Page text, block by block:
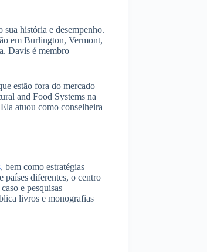
sua história e desempenho.
em Burlington, Vermont,
Davis é membro
estão fora do mercado
and Food Systems na
atuou como conselheira
, bem como estratégias
países diferentes, o centro
e pesquisas
livros e monografias